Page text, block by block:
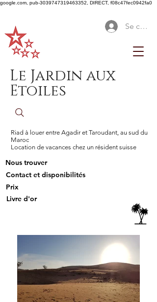
google.com, pub-3039747319463352, DIRECT, f08c47fec0942fa0
Se
Le Jardin aux
Etoiles
Riad à louer entre Agadir et Taroudant, au sud du
Maroc
Location de vacances chez un résident suisse
Nous trouver
Contact et disponibilités
Prix
Livre d'or